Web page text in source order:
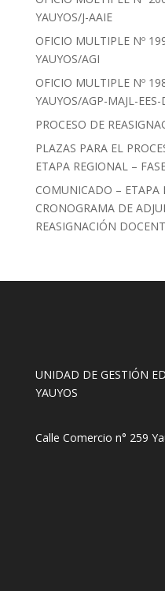
YAUYOS/J-AAIE
OFICIO MULTIPLE Nº
YAUYOS/AGI
OFICIO MULTIPLE Nº
YAUYOS/AGP-MAJL-
PROCESO DE
PLAZAS PARA EL
ETAPA REGIONAL –
COMUNICADO – ETAPA
CRONOGRAMA DE
REASIGNACIÓN
UNIDAD DE GESTIÓN
YAUYOS
Calle Comercio n° 259